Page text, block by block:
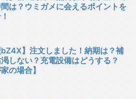
は？ウミガメに会えるポイントを
bZ4X】注文しました！納期は？補
しない？充電設備はどうする？
家の場合】